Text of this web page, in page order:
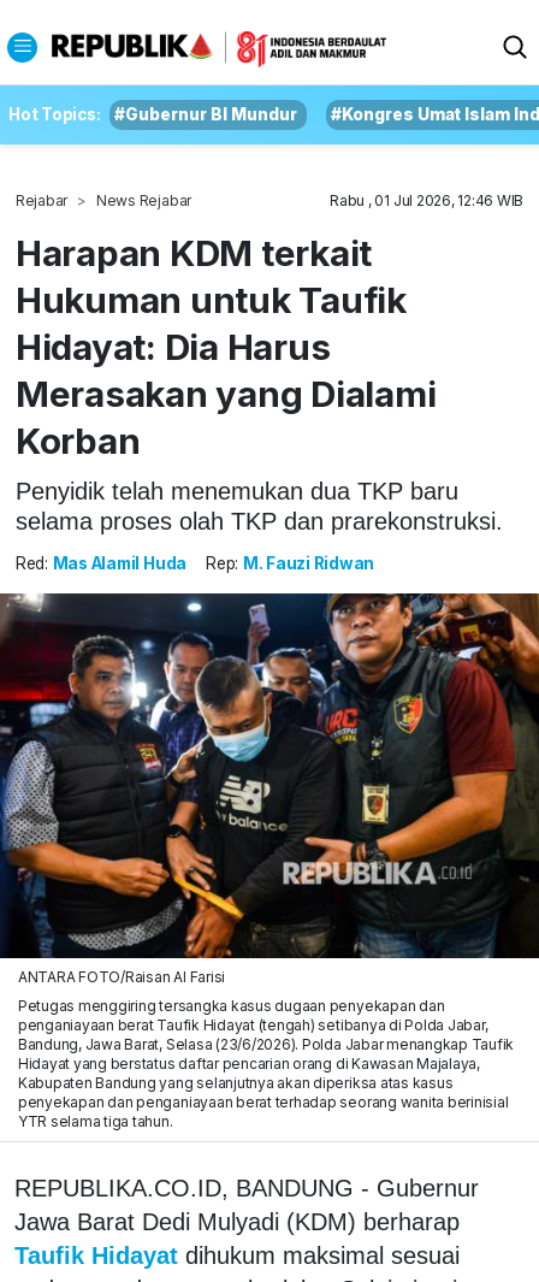
Hot Topics: #Gubernur BI Mundur #Kongres Umat Islam
Rejabar News Rejabar Rabu , 01 Jul 2026, 12:46 WIB
Harapan KDM terkait
Hukuman untuk Taufik
Hidayat: Dia Harus
Merasakan yang Dialami
Korban
Penyidik telah menemukan dua TKP baru
selama proses olah TKP dan prarekonstruksi.
Red: Mas Alamil Huda Rep: M. Fauzi Ridwan
ANTARA FOTO/Raisan Al Farisi
Petugas menggiring tersangka kasus dugaan penyekapan dan
penganiayaan berat Taufik Hidayat (tengah) setibanya di Polda Jabar,
Bandung, Jawa Barat, Selasa (23/6/2026). Polda Jabar menangkap Taufik
Hidayat yang berstatus daftar pencarian orang di Kawasan Majalaya,
Kabupaten Bandung yang selanjutnya akan diperiksa atas kasus
penyekapan dan penganiayaan berat terhadap seorang wanita berinisial
YTR selama tiga tahun.
REPUBLIKA.CO.ID, BANDUNG - Gubernur
Jawa Barat Dedi Mulyadi (KDM) berharap
Taufik Hidayat dihukum maksimal sesuai